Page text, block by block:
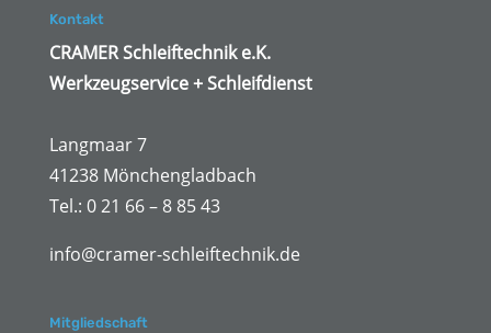
Kontakt
CRAMER Schleiftechnik e.K.
Werkzeugservice + Schleifdienst
Langmaar 7
41238 Mönchengladbach
Tel.: 0 21 66 – 8 85 43
info@cramer-schleiftechnik.de
Mitgliedschaft